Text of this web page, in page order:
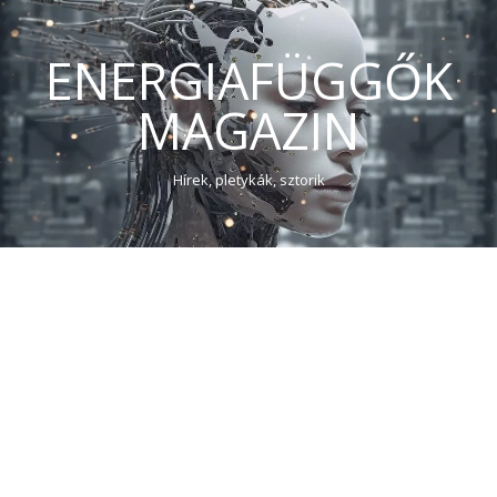
ENERGIAFÜGGŐK
MAGAZIN
Hírek, pletykák, sztorik